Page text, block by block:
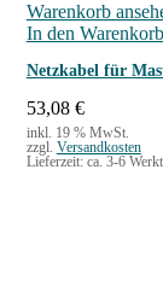
Warenkorb
In den Warenkorb
Netzkabel für
53,08 €
inkl. 19 % MwSt.
zzgl. Versandkosten
Lieferzeit: ca. 3-6